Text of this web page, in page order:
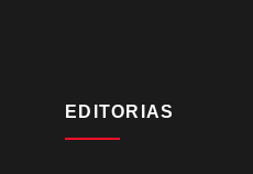
EDITORIAS